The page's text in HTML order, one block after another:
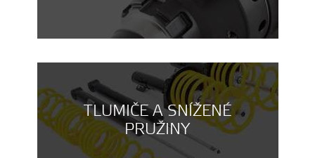
TLUMIČE A SNÍŽENÉ
PRUŽINY